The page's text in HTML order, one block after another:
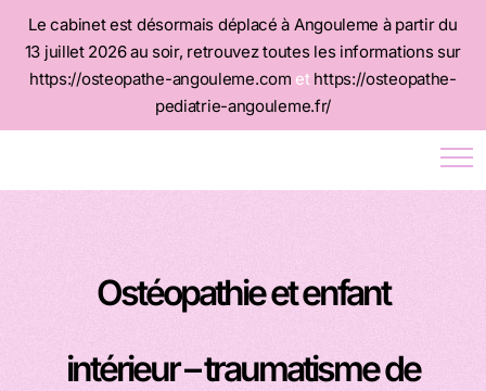
Le cabinet est désormais déplacé à Angouleme à partir du
13 juillet 2026 au soir, retrouvez toutes les informations sur
https://osteopathe-angouleme.com et https://osteopathe-
pediatrie-angouleme.fr/
Ostéopathie et enfant
intérieur – traumatisme de